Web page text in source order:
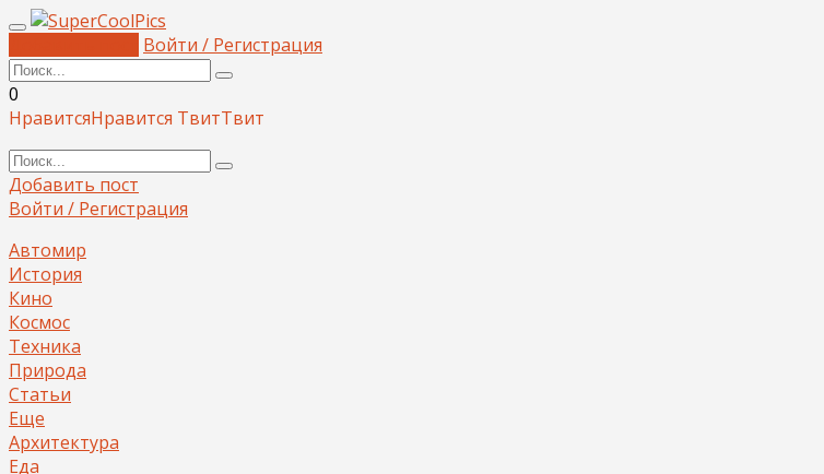
Войти / Регистрация
0
НравитсяНравится ТвитТвит
Добавить пост
Войти / Регистрация
Автомир
История
Кино
Космос
Техника
Природа
Статьи
Еще
Архитектура
Еда